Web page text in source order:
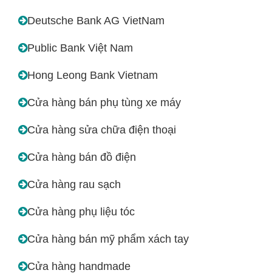
Deutsche Bank AG VietNam
Public Bank Việt Nam
Hong Leong Bank Vietnam
Cửa hàng bán phụ tùng xe máy
Cửa hàng sửa chữa điện thoại
Cửa hàng bán đồ điện
Cửa hàng rau sạch
Cửa hàng phụ liệu tóc
Cửa hàng bán mỹ phẩm xách tay
Cửa hàng handmade